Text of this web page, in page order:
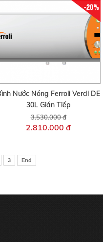
-20%
Nước Nóng Ferroli Verdi DE
30L Gián Tiếp
3.530.000 đ
2.810.000 đ
3 End